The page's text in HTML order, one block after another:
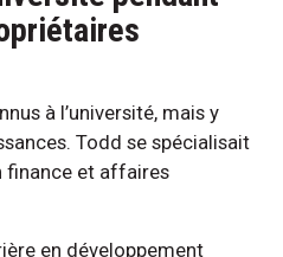
à l’université, mais y
Todd se spécialisait
finance et affaires
en développement